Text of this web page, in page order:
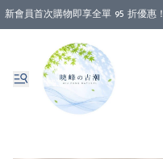
新會員首次購物即享全單 95 折優惠！
消費即享全單 88 折優惠！